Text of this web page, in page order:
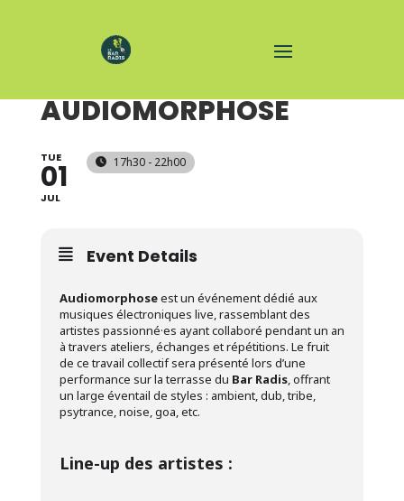
AUDIOMORPHOSE
TUE
01
JUL
17h30 - 22h00
Event Details
Audiomorphoseest un événement dédié aux
musiques électroniques live, rassemblant des
artistes passionné·es ayant collaboré pendant un an
à travers ateliers, échanges et répétitions. Le fruit
de ce travail collectif sera présenté lors d’une
performance sur la terrasse du Bar Radis, offrant
un large éventail de styles : ambient, dub, tribe,
psytrance, noise, goa, etc.
Line-up des artistes :